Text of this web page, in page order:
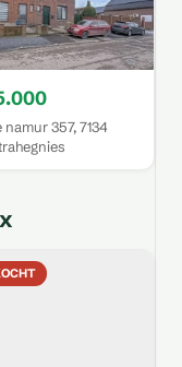
namur 357, 7134